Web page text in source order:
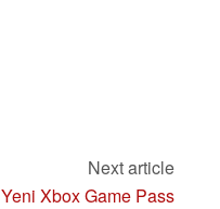
Next article
Yeni Xbox Game Pass